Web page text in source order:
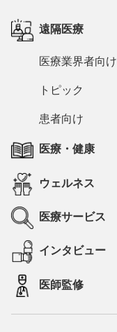
遠隔医療
医療業界者向け
トピック
患者向け
医療・健康
ウェルネス
医療サービス
インタビュー
医師監修